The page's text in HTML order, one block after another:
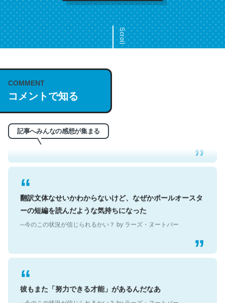
Scroll
COMMENT
コメントで知る
記事へみんなの感想が集まる
これは名文。彼はとてもクレバーなんだろうなと凄く思
う。英語少しでも読める人は原文もお勧め。自分はこの流
れ好き。Let’s Fucking Go. Then Covid hit. Shit.
─今のこの状況が信じられるかい？ by ラーズ・ヌートバー
翻訳文体なせいかわからないけど、なぜかポールオースタ
ーの短編を読んだような気持ちになった
─今のこの状況が信じられるかい？ by ラーズ・ヌートバー
彼もまた「努力できる才能」があるんだなあ
─今のこの状況が信じられるかい？ by ラーズ・ヌートバー